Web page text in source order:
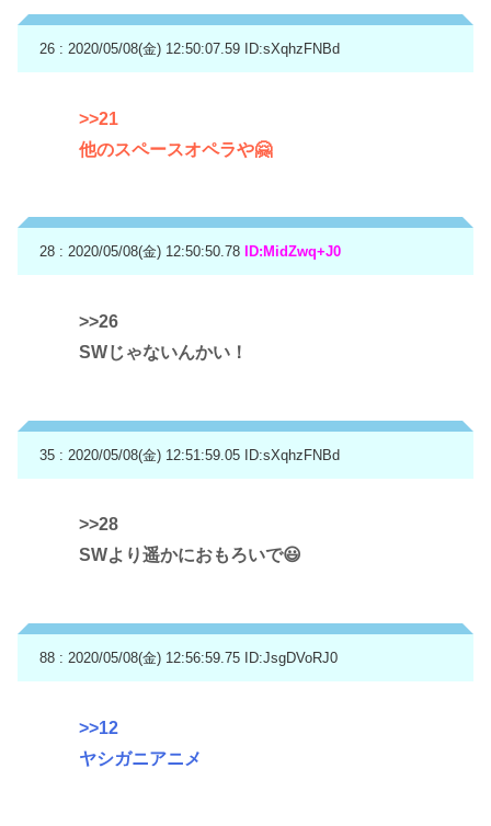
26 : 2020/05/08(金) 12:50:07.59 ID:sXqhzFNBd
>>21
他のスペースオペラや🤗
28 : 2020/05/08(金) 12:50:50.78 ID:MidZwq+J0
>>26
SWじゃないんかい！
35 : 2020/05/08(金) 12:51:59.05 ID:sXqhzFNBd
>>28
SWより遥かにおもろいで😃
88 : 2020/05/08(金) 12:56:59.75 ID:JsgDVoRJ0
>>12
ヤシガニアニメ